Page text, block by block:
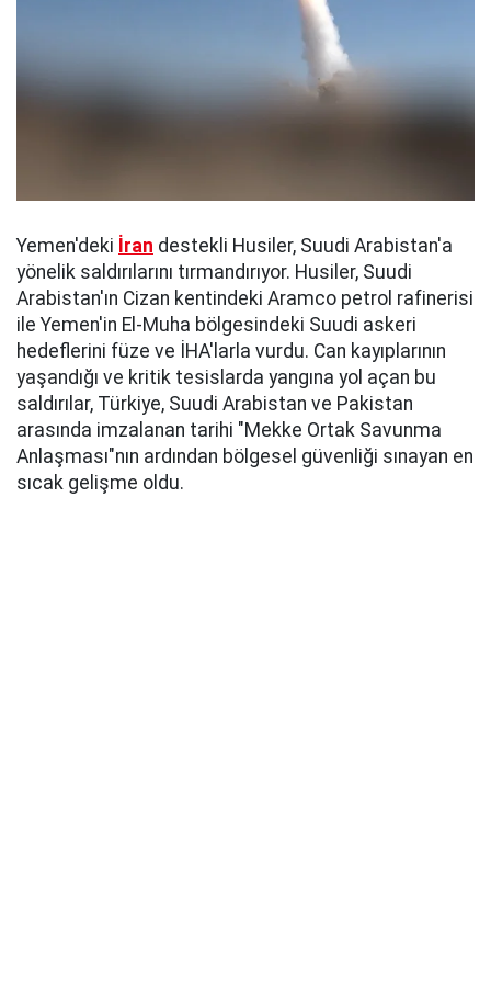
Yemen'deki İran destekli Husiler, Suudi Arabistan'a
yönelik saldırılarını tırmandırıyor. Husiler, Suudi
Arabistan'ın Cizan kentindeki Aramco petrol rafinerisi
ile Yemen'in El-Muha bölgesindeki Suudi askeri
hedeflerini füze ve İHA'larla vurdu. Can kayıplarının
yaşandığı ve kritik tesislarda yangına yol açan bu
saldırılar, Türkiye, Suudi Arabistan ve Pakistan
arasında imzalanan tarihi "Mekke Ortak Savunma
Anlaşması"nın ardından bölgesel güvenliği sınayan en
sıcak gelişme oldu.